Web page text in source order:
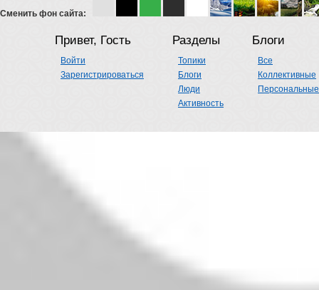
Сменить фон сайта:
Привет, Гость
Войти
Зарегистрироваться
Разделы
Топики
Блоги
Люди
Активность
Блоги
Все
Коллективные
Персональные